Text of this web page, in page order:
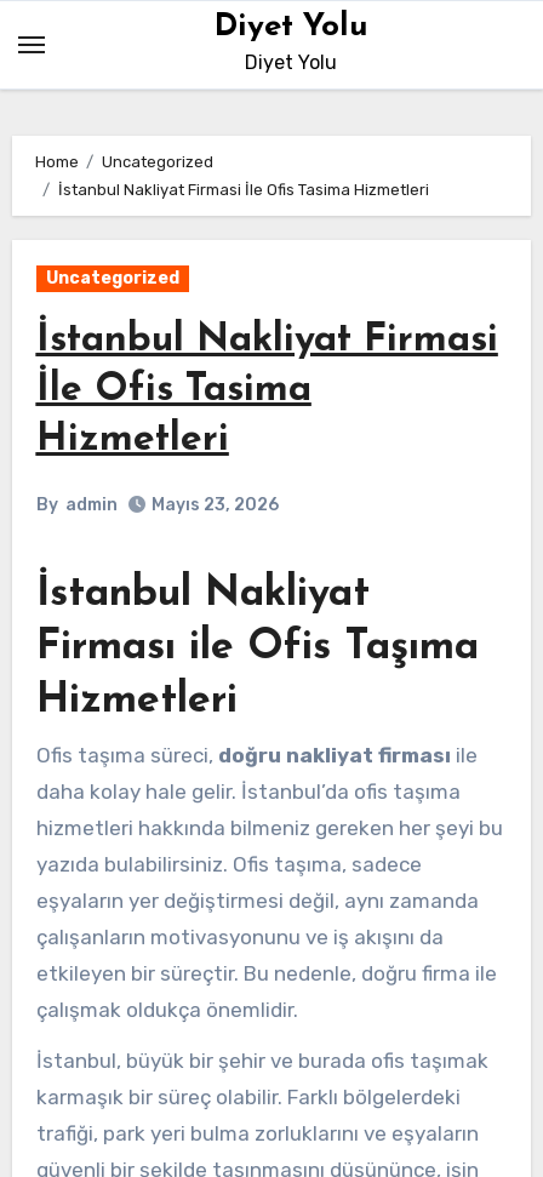
content
Diyet Yolu
Diyet Yolu
Home
Uncategorized
İstanbul Nakliyat Firmasi İle Ofis Tasima Hizmetleri
Uncategorized
İstanbul Nakliyat Firmasi
İle Ofis Tasima
Hizmetleri
By admin Mayıs 23, 2026
İstanbul Nakliyat
Firması ile Ofis Taşıma
Hizmetleri
Ofis taşıma süreci, doğru nakliyat firması ile
daha kolay hale gelir. İstanbul’da ofis taşıma
hizmetleri hakkında bilmeniz gereken her şeyi bu
yazıda bulabilirsiniz. Ofis taşıma, sadece
eşyaların yer değiştirmesi değil, aynı zamanda
çalışanların motivasyonunu ve iş akışını da
etkileyen bir süreçtir. Bu nedenle, doğru firma ile
çalışmak oldukça önemlidir.
İstanbul, büyük bir şehir ve burada ofis taşımak
karmaşık bir süreç olabilir. Farklı bölgelerdeki
trafiği, park yeri bulma zorluklarını ve eşyaların
güvenli bir şekilde taşınmasını düşününce, işin